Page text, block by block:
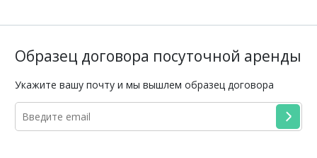
Образец договора посуточной аренды
Укажите вашу почту и мы вышлем образец договора